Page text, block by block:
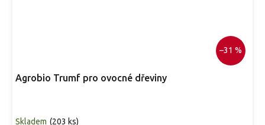
–31 %
Agrobio Trumf pro ovocné dřeviny
Skladem (203 ks)